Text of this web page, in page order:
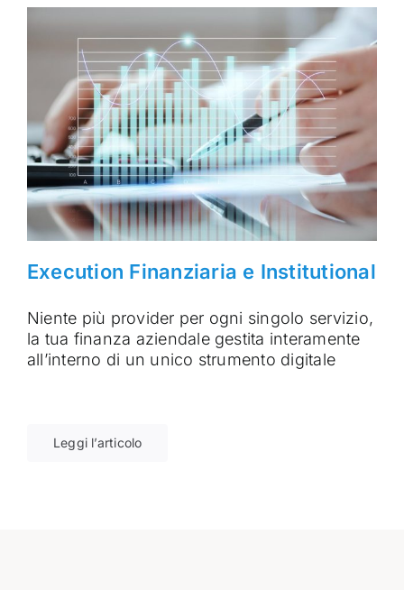
Execution Finanziaria e Institutional
Niente più provider per ogni singolo servizio,
la tua finanza aziendale gestita interamente
all’interno di un unico strumento digitale
Leggi l’articolo